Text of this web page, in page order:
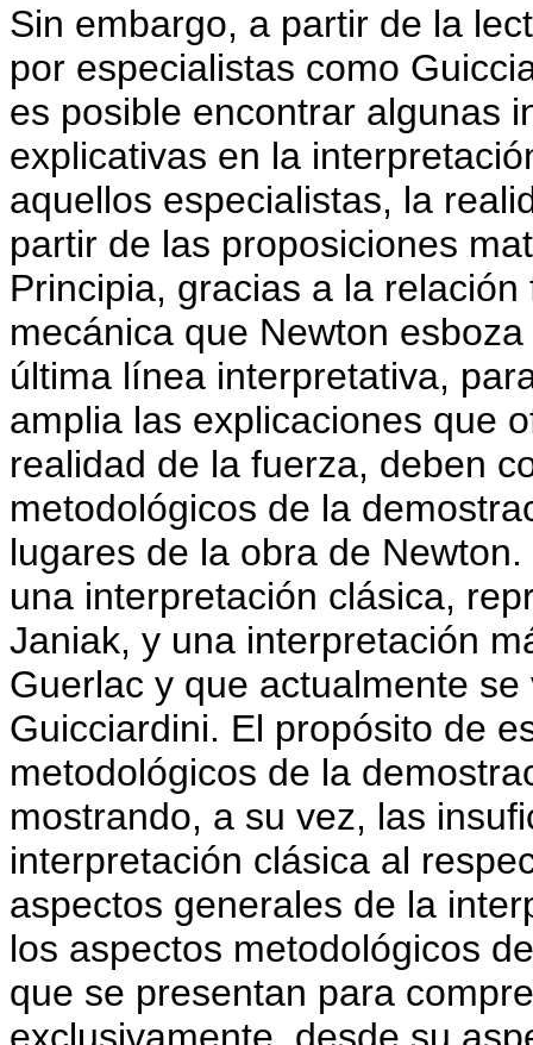
Sin embargo, a partir de la
por especialistas como
es posible encontrar algunas
explicativas en la
aquellos especialistas, la
partir de las proposiciones
Principia, gracias a la
mecánica que Newton
última línea interpretativa,
amplia las explicaciones que
realidad de la fuerza, deben
metodológicos de la
lugares de la obra de
una interpretación clásica,
Janiak, y una interpretación
Guerlac y que actualmente
Guicciardini. El propósito de
metodológicos de la
mostrando, a su vez, las
interpretación clásica al
aspectos generales de la
los aspectos metodológicos
que se presentan para
exclusivamente, desde su